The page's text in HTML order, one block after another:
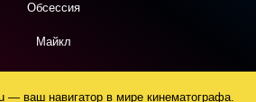
Обсессия
Майкл
— ваш навигатор в мире кинематографа.